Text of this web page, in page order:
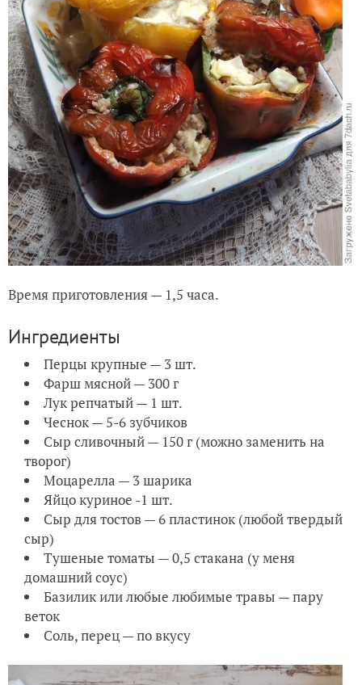
Время приготовления — 1,5 часа.
Ингредиенты
Перцы крупные — 3 шт.
Фарш мясной — 300 г
Лук репчатый — 1 шт.
Чеснок — 5-6 зубчиков
Сыр сливочный — 150 г (можно заменить на
творог)
Моцарелла — 3 шарика
Яйцо куриное -1 шт.
Сыр для тостов — 6 пластинок (любой твердый
сыр)
Тушеные томаты — 0,5 стакана (у меня
домашний соус)
Базилик или любые любимые травы — пару
веток
Соль, перец — по вкусу